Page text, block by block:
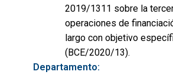
2019/1311 sobre la
operaciones de
largo con objetivo
(BCE/2020/13).
Departamento: